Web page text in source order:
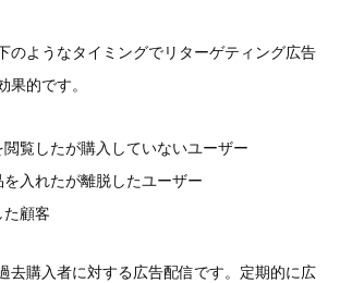
のようなタイミングでリターゲティング広告
果的です。
覧したが購入していないユーザー
入れたが離脱したユーザー
顧客
去購入者に対する広告配信です。定期的に広